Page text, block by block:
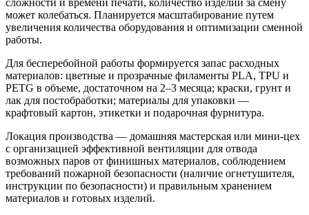
сложности и времени печати, количество изделий за смену
может колебаться. Планируется масштабирование путем
увеличения количества оборудования и оптимизации сменной
работы.
Для бесперебойной работы формируется запас расходных
материалов: цветные и прозрачные филаменты PLA, TPU и
PETG в объеме, достаточном на 2–3 месяца; краски, грунт и
лак для постобработки; материалы для упаковки —
крафтовый картон, этикетки и подарочная фурнитура.
Локация производства — домашняя мастерская или мини-цех
с организацией эффективной вентиляции для отвода
возможных паров от финишных материалов, соблюдением
требований пожарной безопасности (наличие огнетушителя,
инструкции по безопасности) и правильным хранением
материалов и готовых изделий.